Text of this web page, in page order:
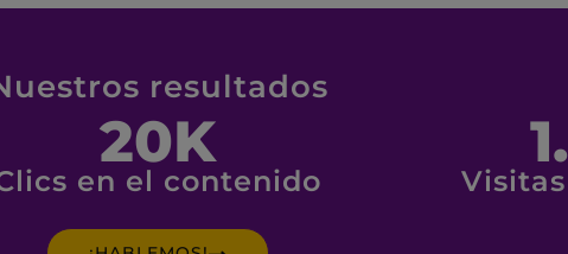
resultados
20K
en el contenido